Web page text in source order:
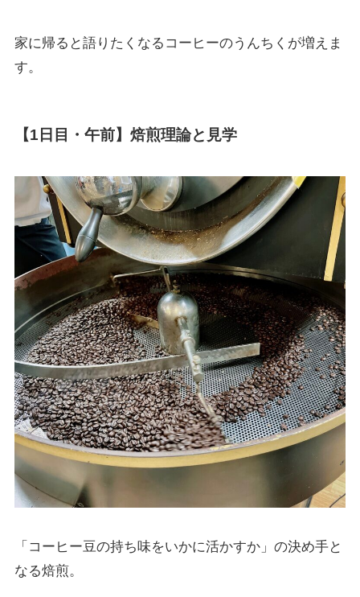
家に帰ると語りたくなるコーヒーのうんちくが増えま
す。
【1日目・午前】焙煎理論と見学
「コーヒー豆の持ち味をいかに活かすか」の決め手と
なる焙煎。